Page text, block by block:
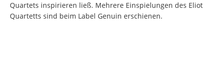
Quartets inspirieren ließ. Mehrere Einspielungen des Eliot
Quartetts sind beim Label Genuin erschienen.